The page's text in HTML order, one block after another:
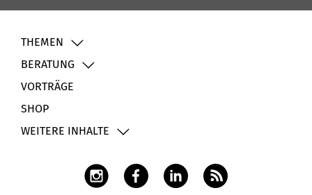
THEMEN
BERATUNG
VORTRÄGE
SHOP
WEITERE INHALTE